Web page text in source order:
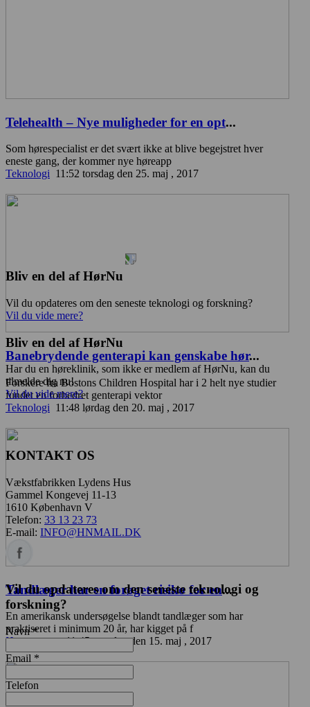
Telehealth – Nye muligheder for en opt...
Som hørespecialist er det svært ikke at blive begejstret hver
eneste gang, der kommer nye høreapp
Teknologi 11:52 torsdag den 25. maj , 2017
Banebrydende genterapi kan genskabe hør...
Forskere fra Bostons Children Hospital har i 2 helt nye studier
fundet en forbedret genterapi vektor
Teknologi 11:48 lørdag den 20. maj , 2017
Tandlæger har en forøget risiko for en...
En amerikansk undersøgelse blandt tandlæger som har
praktiseret i minimum 20 år, har kigget på f
Høreomsorg 11:45 mandag den 15. maj , 2017
Bliv en del af HørNu
Vil du opdateres om den seneste teknologi og forskning?
Vil du vide mere?
Bliv en del af HørNu
Har du en høreklinik, som ikke er medlem af HørNu, kan du
tilmelde dig nu!
Vil du vide mere?
KONTAKT OS
Vækstfabrikken Lydens Hus
Gammel Kongevej 11-13
1610 København V
Telefon: 33 13 23 73
E-mail: INFO@HNMAIL.DK
Vil du opdateres om den seneste teknologi og
forskning?
Navn *
Email *
Telefon